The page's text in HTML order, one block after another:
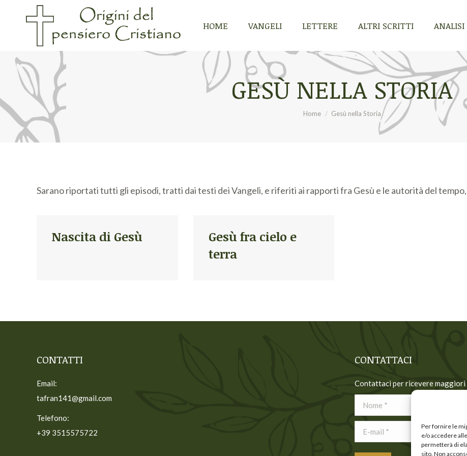
Per fornire le
e/o accedere
permetterà di
sito. Non
HOME VANGELI LETTERE ALTRI SCRITTI ANALISI
GESÙ NELLA STORIA
Tu sei qui:
Home Gesù nella Storia
Sarano riportati tutti gli episodi, tratti dai testi dei Vangeli, e riferiti ai rapporti fra Gesù e le autorità del
Nascita di Gesù
Gesù fra cielo e
terra
CONTATTI
Email:
tafran141@gmail.com
Telefono:
+39 3515575722
CONTATTACI
Contattaci per ricevere
Nome *
E-mail *